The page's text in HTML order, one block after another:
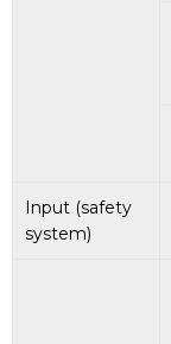
Input (safety
system)